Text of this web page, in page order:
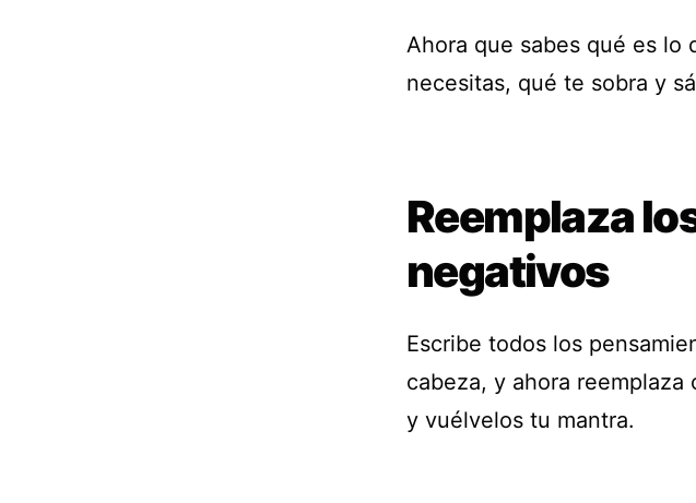
Ahora que sabes qué es lo
necesitas, qué te sobra y
Reemplaza
negativos
Escribe todos los
cabeza, y ahora
y vuélvelos tu mantra.